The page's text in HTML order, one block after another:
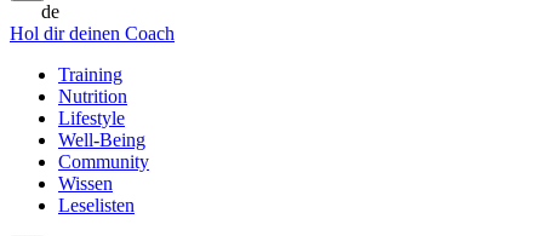
de
Hol dir deinen Coach
Training
Nutrition
Lifestyle
Well-Being
Community
Wissen
Leselisten